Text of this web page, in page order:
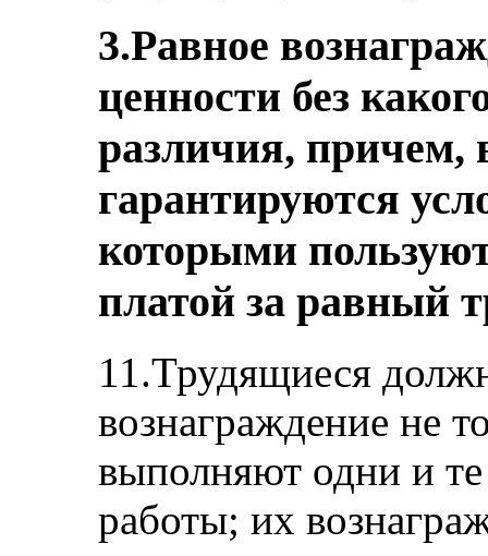
3.Равное
ценности без
различия, причем,
гарантируются
которыми
платой за равный
11.Трудящиеся
вознаграждение не
выполняют одни и
работы; их